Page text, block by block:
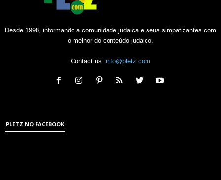
Desde 1998, informando a comunidade judaica e seus simpatizantes com
o melhor do conteúdo judaico.
Contact us: info@pletz.com
PLETZ NO FACEBOOK